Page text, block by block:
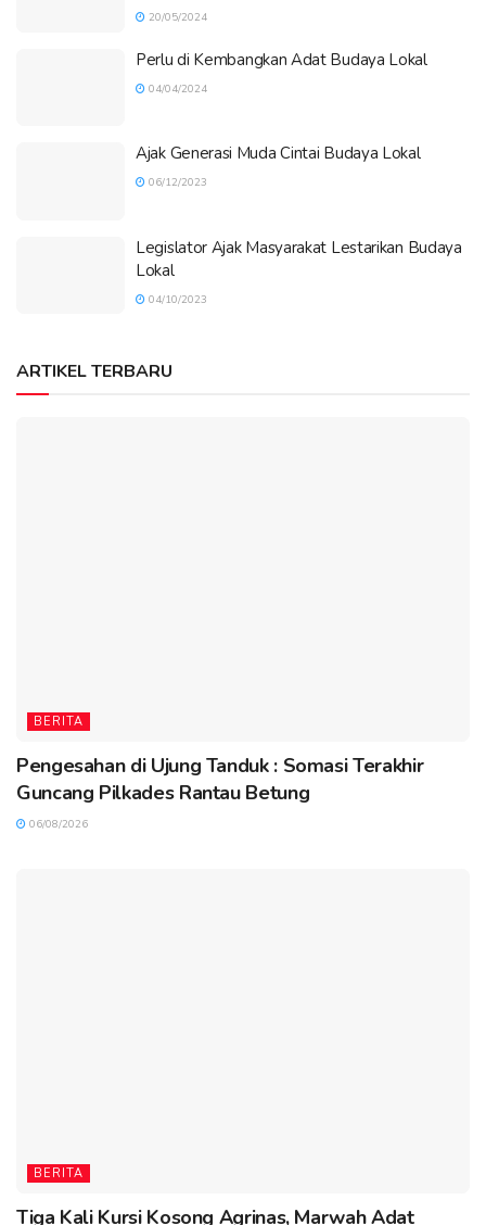
20/05/2024
Perlu di Kembangkan Adat Budaya Lokal
04/04/2024
Ajak Generasi Muda Cintai Budaya Lokal
06/12/2023
Legislator Ajak Masyarakat Lestarikan Budaya
Lokal
04/10/2023
ARTIKEL TERBARU
BERITA
Pengesahan di Ujung Tanduk : Somasi Terakhir
Guncang Pilkades Rantau Betung
06/08/2026
BERITA
Tiga Kali Kursi Kosong Agrinas, Marwah Adat